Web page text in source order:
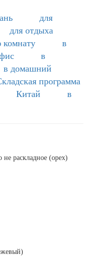
для
для отдыха
комнату
в
в
в домашний
программа
Китай
в
раскладное (орех)